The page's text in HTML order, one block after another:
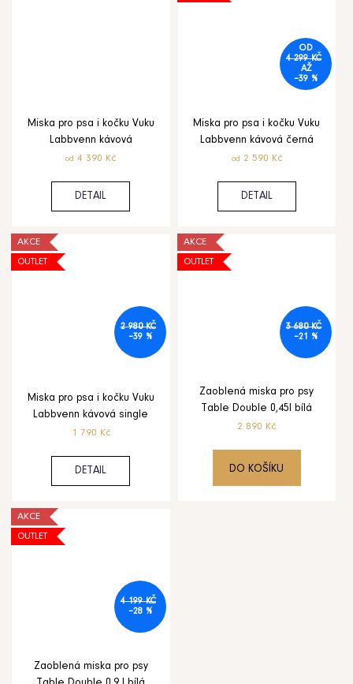
Miska pro psa i kočku Vuku
Labbvenn kávová
od 4 390 Kč
DETAIL
OD
4 299 KČ
AŽ
–39 %
Miska pro psa i kočku Vuku
Labbvenn kávová černá
od 2 590 Kč
DETAIL
AKCE
OUTLET
2 980 KČ
–39 %
Miska pro psa i kočku Vuku
Labbvenn kávová single
1 790 Kč
DETAIL
AKCE
OUTLET
3 680 KČ
–21 %
Zaoblená miska pro psy
Table Double 0,45l bílá
2 890 Kč
DO KOŠÍKU
AKCE
OUTLET
4 199 KČ
–28 %
Zaoblená miska pro psy